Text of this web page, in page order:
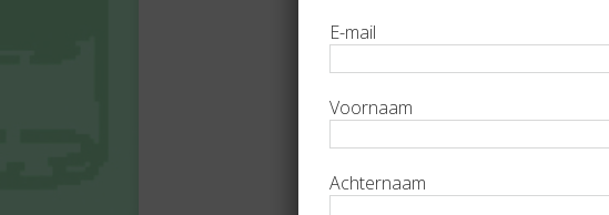
E-mail
Voornaam
Achternaam